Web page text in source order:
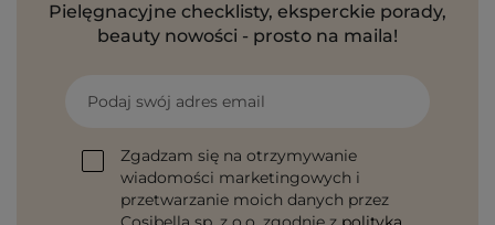
Pielęgnacyjne checklisty, eksperckie porady,
beauty nowości - prosto na maila!
Podaj swój adres email
Zgadzam się na otrzymywanie
wiadomości marketingowych i
przetwarzanie moich danych przez